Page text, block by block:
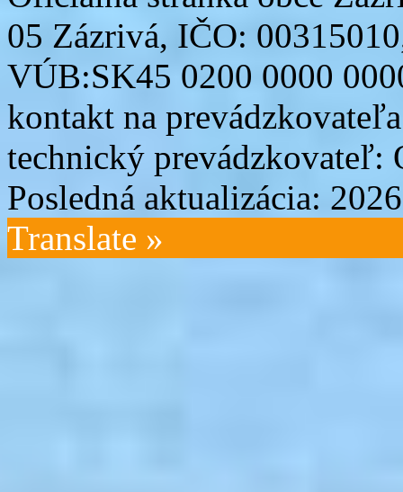
05 Zázrivá, IČO:
VÚB:SK45 0200 0000
kontakt na
technický prevádzkovateľ:
Posledná aktualizácia:
Translate »